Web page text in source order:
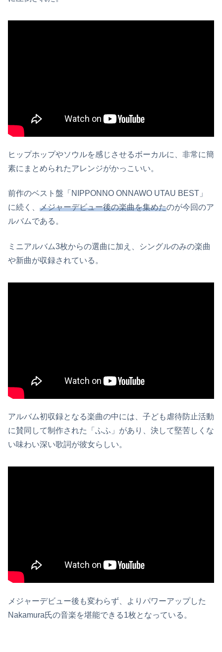
ヒップホップやソウルを感じさせるボーカルに、非常に簡
素にまとめられたアレンジがかっこいい。
前作のベスト盤「NIPPONNO ONNAWO UTAU BEST」
に続く、 メジャーデビュー後の楽曲を集めたのが今回のア
ルバムである。
ミニアルバム3枚からの選曲に加え、シングルのみの楽曲
や新曲が収録されている。
アルバム初収録となる楽曲の中には、子ども虐待防止活動
に賛同して制作された「ふふ」があり、決して堅苦しくな
い味わい深い歌詞が彼女らしい。
メジャーデビュー後も変わらず、よりパワーアップした
Nakamura氏の音楽を堪能できる1枚となっている。